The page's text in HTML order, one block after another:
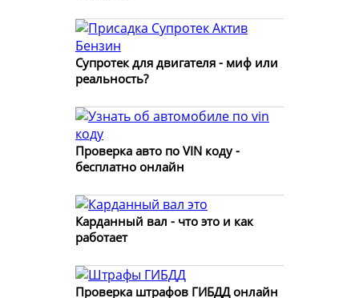
Супротек для двигателя - миф или
реальность?
Проверка авто по VIN коду -
бесплатно онлайн
Карданный вал - что это и как
работает
Проверка штрафов ГИБДД онлайн